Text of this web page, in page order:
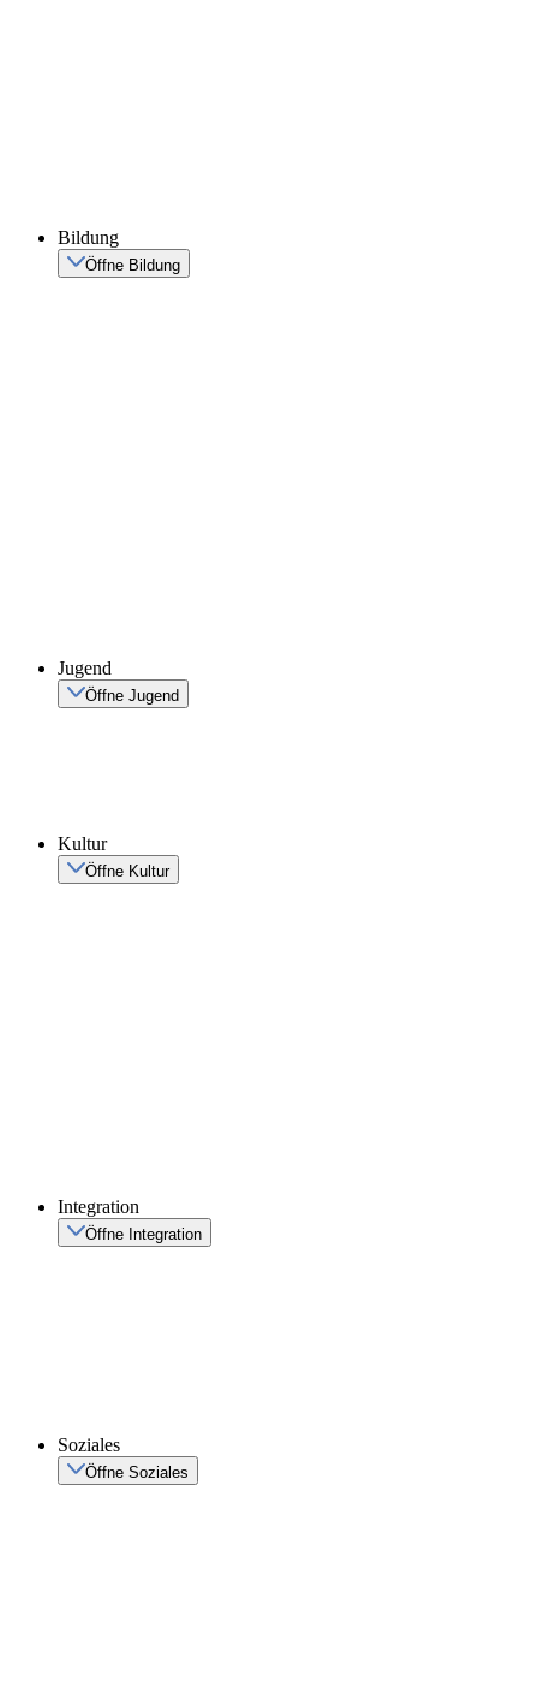
Bildung
Öffne Bildung
Jugend
Öffne Jugend
Kultur
Öffne Kultur
Integration
Öffne Integration
Soziales
Öffne Soziales